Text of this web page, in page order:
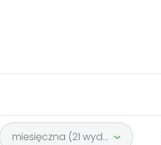
miesięczna (21 wydań)